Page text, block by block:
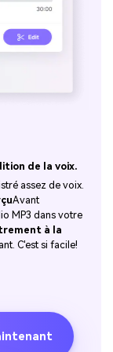
de la voix.
assez de voix.
Avant
MP3 dans votre
à la
C'est si facile!